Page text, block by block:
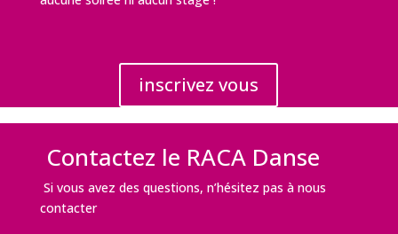
inscrivez vous
Contactez le RACA Danse
Si vous avez des questions, n’hésitez pas à nous
contacter